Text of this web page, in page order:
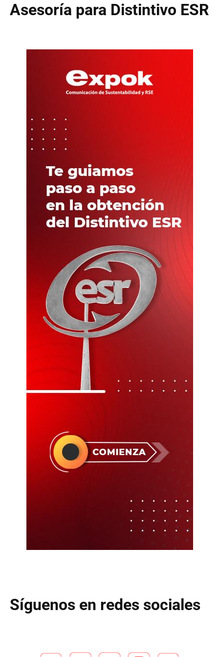
Asesoría para Distintivo ESR
Síguenos en redes sociales